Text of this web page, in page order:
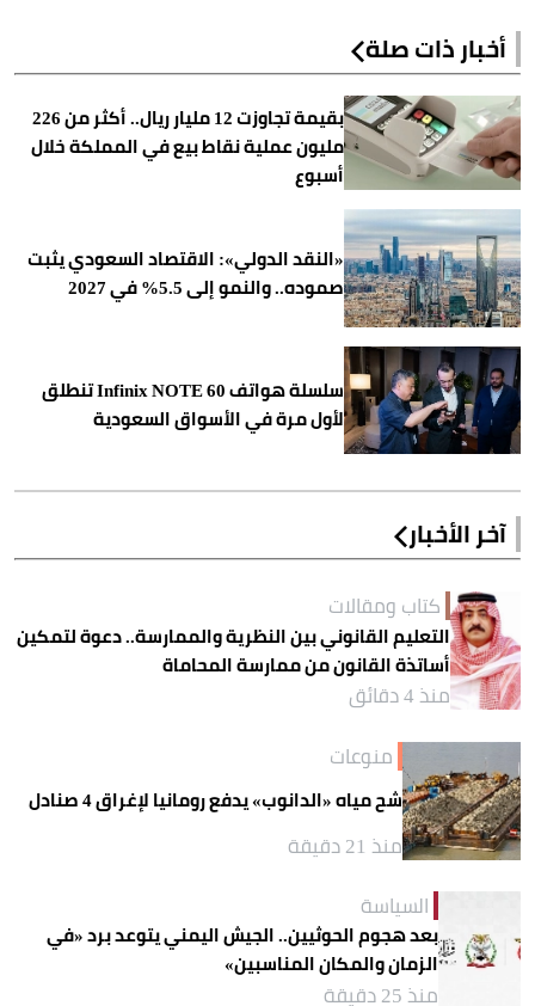
أخبار ذات صلة
بقيمة تجاوزت 12 مليار ريال.. أكثر من 226
مليون عملية نقاط بيع في المملكة خلال
أسبوع
«النقد الدولي»: الاقتصاد السعودي يثبت
صموده.. والنمو إلى 5.5% في 2027
سلسلة هواتف Infinix NOTE 60 تنطلق
لأول مرة في الأسواق السعودية
آخر الأخبار
كتاب ومقالات
التعليم القانوني بين النظرية والممارسة.. دعوة لتمكين
أساتذة القانون من ممارسة المحاماة
منذ 4 دقائق
منوعات
شح مياه «الدانوب» يدفع رومانيا لإغراق 4 صنادل
منذ 21 دقيقة
السياسة
بعد هجوم الحوثيين.. الجيش اليمني يتوعد برد «في
الزمان والمكان المناسبين»
منذ 25 دقيقة